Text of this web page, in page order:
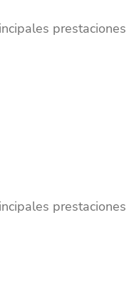
prestaciones
prestaciones